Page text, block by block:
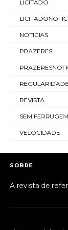
LICITADO
NOTICIAS
PRAZERES
REGULARIDADE
REVISTA
SEM FERRUGEM
VELOCIDADE
SOBRE
A revista de